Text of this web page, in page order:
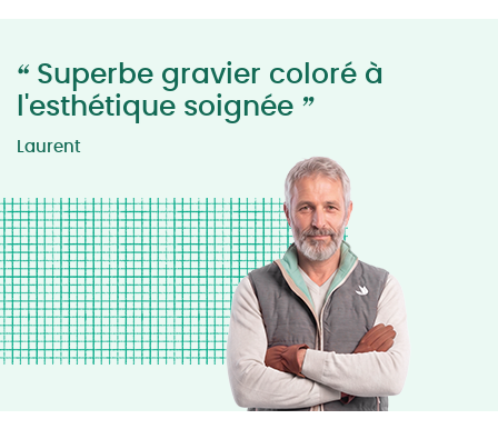
“ Superbe gravier coloré à
l'esthétique soignée ”
Laurent